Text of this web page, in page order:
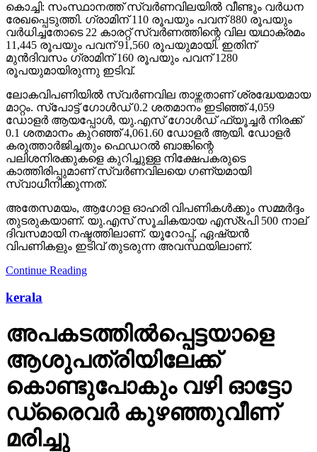
കൊച്ചി: സംസ്ഥാനത്ത് സ്വര്‍ണവിലയില്‍ വീണ്ടും വര്‍ധന
രേഖപ്പെടുത്തി. ഗ്രാമിന് 110 രൂപയും പവന് 880 രൂപയും
വര്‍ധിച്ചതോടെ 22 കാരറ്റ് സ്വര്‍ണത്തിന്റെ വില യഥാക്രമം
11,445 രൂപയും പവന് 91,560 രൂപയുമായി. ഇതിന്
മുന്‍ദിവസം ഗ്രാമിന് 160 രൂപയും പവന് 1280
രൂപയുമായിരുന്നു ഇടിവ്.
ലോകവിപണിയില്‍ സ്വര്‍ണവില താഴ്ന്നതാണ് ശ്രദ്ധേയമായ
മാറ്റം. സ്പോട്ട് ഗോള്‍ഡ് 0.2 ശതമാനം ഇടിഞ്ഞ് 4,059
ഡോളര്‍ ആയപ്പോള്‍, യു.എസ് ഗോള്‍ഡ് ഫ്യൂച്ചര്‍ നിരക്ക്
0.1 ശതമാനം കുറഞ്ഞ് 4,061.60 ഡോളര്‍ ആയി. ഡോളര്‍
കരുത്താര്‍ജിച്ചതും ഫെഡറല്‍ ബാങ്കിന്റെ
പലിശനിരക്കുകളെ കുറിച്ചുള്ള നിക്ഷേപകരുടെ
കാത്തിരിപ്പുമാണ് സ്വര്‍ണവിലയെ ഗണ്യമായി
സ്വാധീനിക്കുന്നത്.
അതേസമയം, ആഗോള ഓഹരി വിപണികള്‍ക്കും സമ്മര്‍ദ്ദം
തുടരുകയാണ്. യു.എസ് സൂചികയായ എസ്&പി 500 നാല്
ദിവസമായി നഷ്ടത്തിലാണ്. യൂറോപ്പ്, ഏഷ്യന്‍
വിപണികളും ഇടിവ് തുടരുന്ന അവസ്ഥയിലാണ്.
Continue Reading
kerala
അപകടത്തില്‍പ്പെട്ടയാളെ
ആശുപത്രിയിലേക്ക്
കൊണ്ടുപോകും വഴി ഓട്ടോ
ഡ്രൈവര്‍ കുഴഞ്ഞുവീണ്
മരിച്ചു